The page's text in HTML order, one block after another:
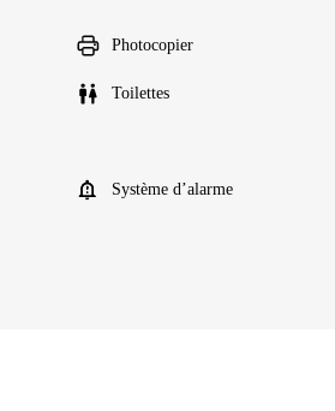
Photocopier
Toilettes
Système d’alarme